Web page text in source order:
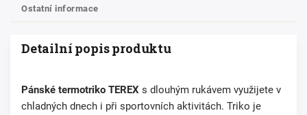
Ostatní informace
Detailní popis produktu
Pánské termotriko TEREX s dlouhým rukávem využijete v
chladných dnech i při sportovních aktivitách. Triko je